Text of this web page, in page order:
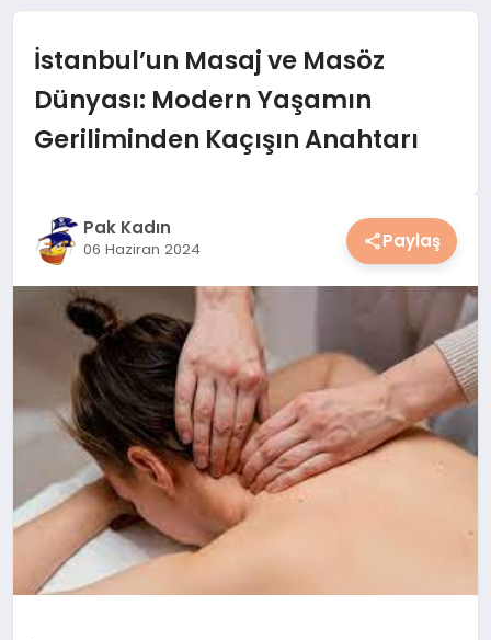
SPOR & FITNESS
YEMEK
KIMDIR?
HESAPLAMALAR
İstanbul’un Masaj ve Masöz
Dünyası: Modern Yaşamın
Geriliminden Kaçışın Anahtarı
Pak Kadın
06 Haziran 2024 Paylaş